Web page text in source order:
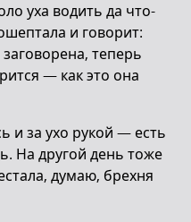
уха водить да что-
и говорит:
теперь
— как это она
и за ухо рукой — есть
На другой день тоже
думаю, брехня